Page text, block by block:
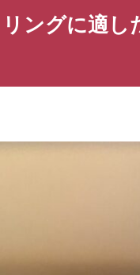
ングに適し